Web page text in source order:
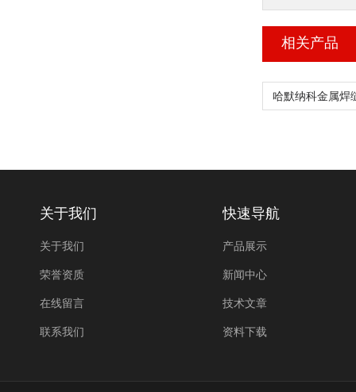
相关产品
关于我们
关于我们
荣誉资质
在线留言
联系我们
快速导航
产品展示
新闻中心
技术文章
资料下载